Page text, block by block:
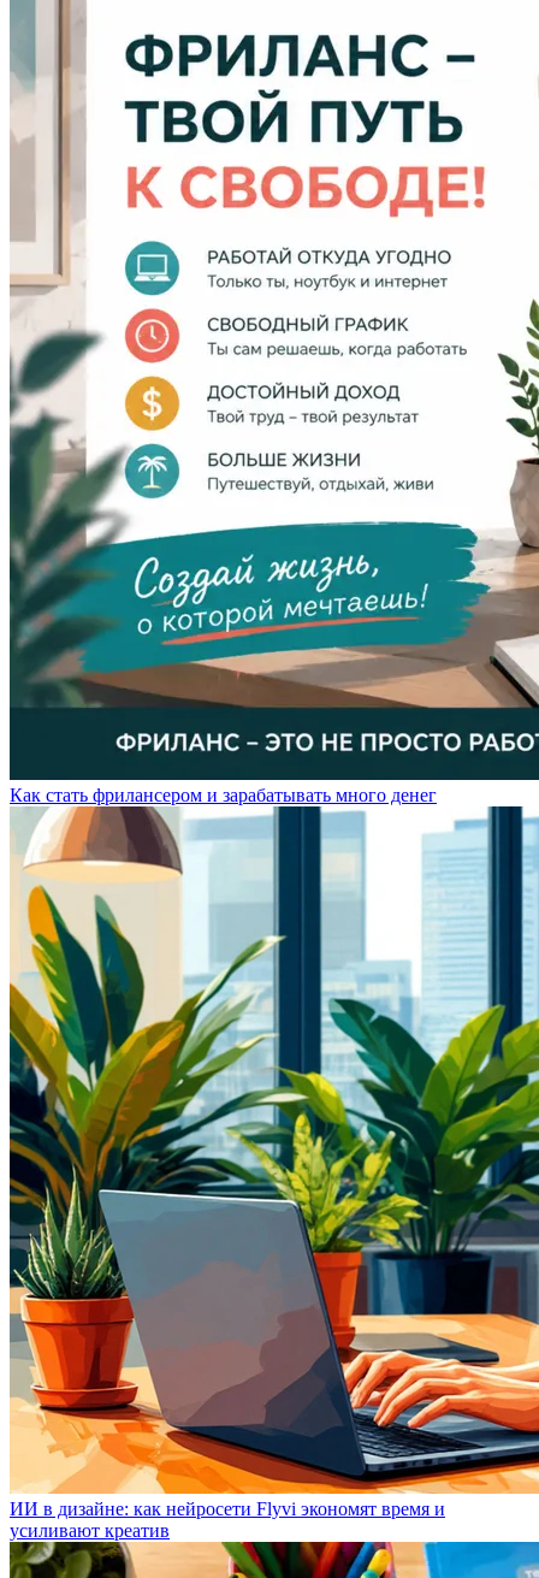
Как стать фрилансером и зарабатывать много денег
ИИ в дизайне: как нейросети Flyvi экономят время и
усиливают креатив